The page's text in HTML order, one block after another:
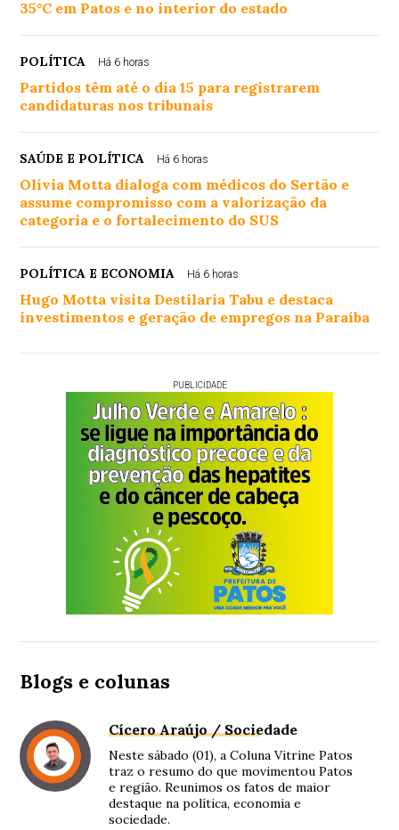
35°C em Patos e no interior do estado
POLÍTICA Há 6 horas
Partidos têm até o dia 15 para registrarem
candidaturas nos tribunais
SAÚDE E POLÍTICA Há 6 horas
Olívia Motta dialoga com médicos do Sertão e
assume compromisso com a valorização da
categoria e o fortalecimento do SUS
POLÍTICA E ECONOMIA Há 6 horas
Hugo Motta visita Destilaria Tabu e destaca
investimentos e geração de empregos na Paraíba
PUBLICIDADE
Blogs e colunas
Cícero Araújo / Sociedade
Neste sábado (01), a Coluna Vitrine Patos
traz o resumo do que movimentou Patos
e região. Reunimos os fatos de maior
destaque na política, economia e
sociedade.